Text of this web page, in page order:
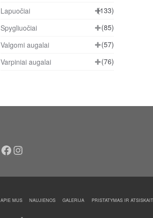
Lapuočiai
(133)
Spygliuočiai
(85)
Valgomi augalai
(57)
Varpiniai augalai
(76)
Facebook
Instagram
APIE MUS NAUJIENOS GALERIJA PRISTATYMAS IR